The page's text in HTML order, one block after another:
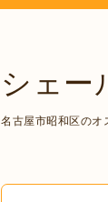
シェー
名古屋市昭和区のオ